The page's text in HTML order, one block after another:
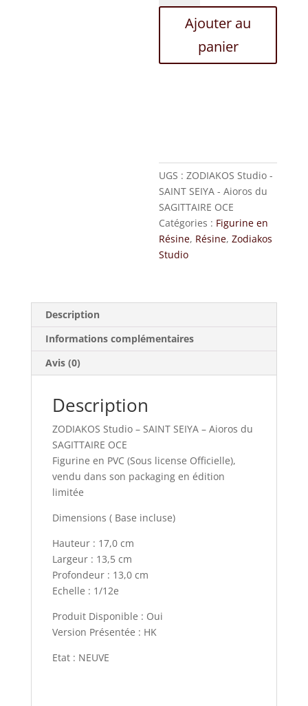
ZODIAKOS
StudioAjouter au
panier
UGS :ZODIAKOS Studio -
SAINT SEIYA - Aioros du
SAGITTAIRE OCE
Catégories : Figurine en
Résine, Résine,Zodiakos
Studio
Description
Informations complémentaires
Avis (0)
Description
ZODIAKOS Studio – SAINT SEIYA – Aioros du
SAGITTAIRE OCE
Figurine en PVC (Sous license Officielle),
vendu dans son packaging en édition
limitée
Dimensions ( Base incluse)
Hauteur : 17,0 cm
Largeur : 13,5 cm
Profondeur : 13,0 cm
Echelle : 1/12e
Produit Disponible : Oui
Version Présentée : HK
Etat : NEUVE